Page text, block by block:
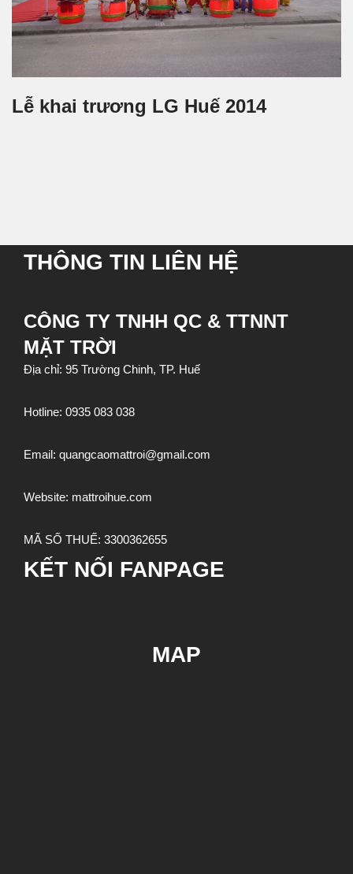
Lễ khai trương LG Huế 2014
THÔNG TIN LIÊN HỆ
CÔNG TY TNHH QC & TTNNT
MẶT TRỜI
Địa chỉ: 95 Trường Chinh, TP. Huế
Hotline: 0935 083 038
Email: quangcaomattroi@gmail.com
Website: mattroihue.com
MÃ SỐ THUẾ: 3300362655
KẾT NỐI FANPAGE
MAP